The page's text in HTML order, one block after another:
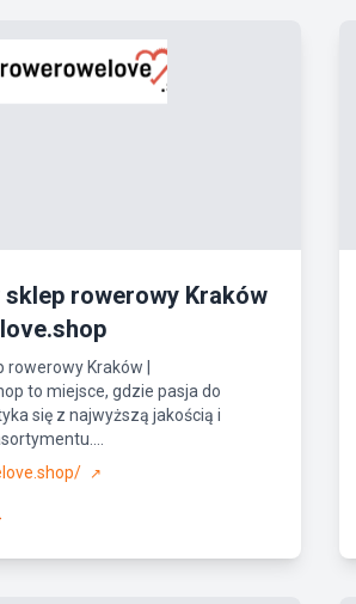
rowerowy Kraków
Kraków |
to miejsce, gdzie pasja do
się z najwyższą jakością i
↗